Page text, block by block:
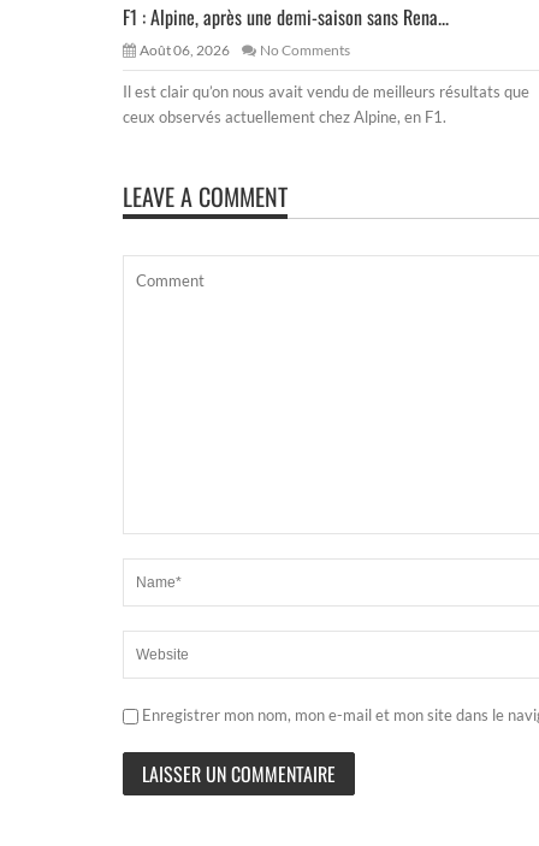
F1 : Alpine, après une demi-saison sans Rena...
Août 06, 2026 No Comments
Il est clair qu’on nous avait vendu de meilleurs résultats que
ceux observés actuellement chez Alpine, en F1.
LEAVE A COMMENT
Enregistrer mon nom, mon e-mail et mon site dans le